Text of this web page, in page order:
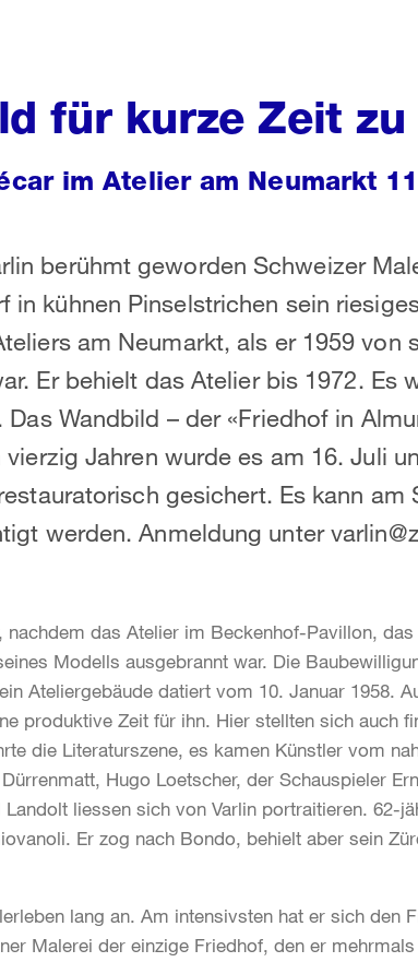
für kurze Zeit zu
im Atelier am Neumarkt
berühmt geworden Schweizer
in kühnen Pinselstrichen sein
am Neumarkt, als er 1959 von
Er behielt das Atelier bis 1972. Es
Wandbild – der «Friedhof in
Jahren wurde es am 16. Juli
gesichert. Es kann am
werden. Anmeldung unter
nachdem das Atelier im Beckenhof-Pavillon,
Modells ausgebrannt war. Die
Ateliergebäude datiert vom 10. Januar 1958.
produktive Zeit für ihn. Hier stellten sich auch
die Literaturszene, es kamen Künstler vom
Hugo Loetscher, der Schauspieler
liessen sich von Varlin portraitieren. 62-
Er zog nach Bondo, behielt aber sein
lang an. Am intensivsten hat er sich den
Malerei der einzige Friedhof, den er